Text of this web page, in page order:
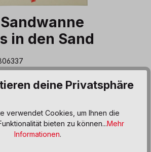
in den Sand
deine Privatsphäre
verwendet Cookies, um Ihnen die
bieten zu können...Mehr
Informationen.